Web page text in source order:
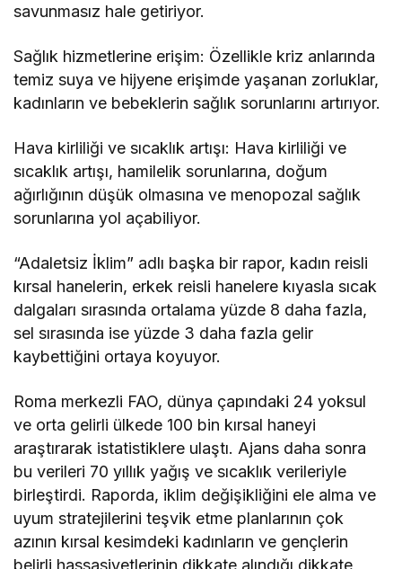
savunmasız hale getiriyor.
Sağlık hizmetlerine erişim: Özellikle kriz anlarında
temiz suya ve hijyene erişimde yaşanan zorluklar,
kadınların ve bebeklerin sağlık sorunlarını artırıyor.
Hava kirliliği ve sıcaklık artışı: Hava kirliliği ve
sıcaklık artışı, hamilelik sorunlarına, doğum
ağırlığının düşük olmasına ve menopozal sağlık
sorunlarına yol açabiliyor.
“Adaletsiz İklim” adlı başka bir rapor, kadın reisli
kırsal hanelerin, erkek reisli hanelere kıyasla sıcak
dalgaları sırasında ortalama yüzde 8 daha fazla,
sel sırasında ise yüzde 3 daha fazla gelir
kaybettiğini ortaya koyuyor.
Roma merkezli FAO, dünya çapındaki 24 yoksul
ve orta gelirli ülkede 100 bin kırsal haneyi
araştırarak istatistiklere ulaştı. Ajans daha sonra
bu verileri 70 yıllık yağış ve sıcaklık verileriyle
birleştirdi. Raporda, iklim değişikliğini ele alma ve
uyum stratejilerini teşvik etme planlarının çok
azının kırsal kesimdeki kadınların ve gençlerin
belirli hassasiyetlerinin dikkate alındığı dikkate